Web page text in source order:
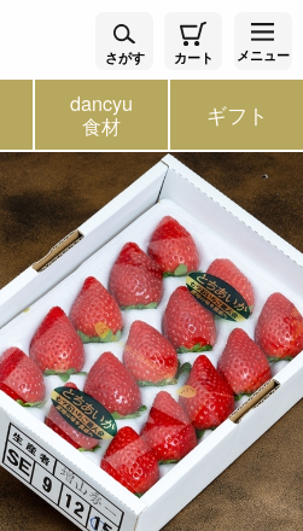
さがす カート メニュー
dancyu
食材 ギフト